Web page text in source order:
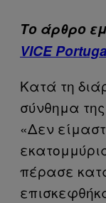
Το άρθρο
VICE
Κατά τη
σύνθημα
«Δεν
πέρασε